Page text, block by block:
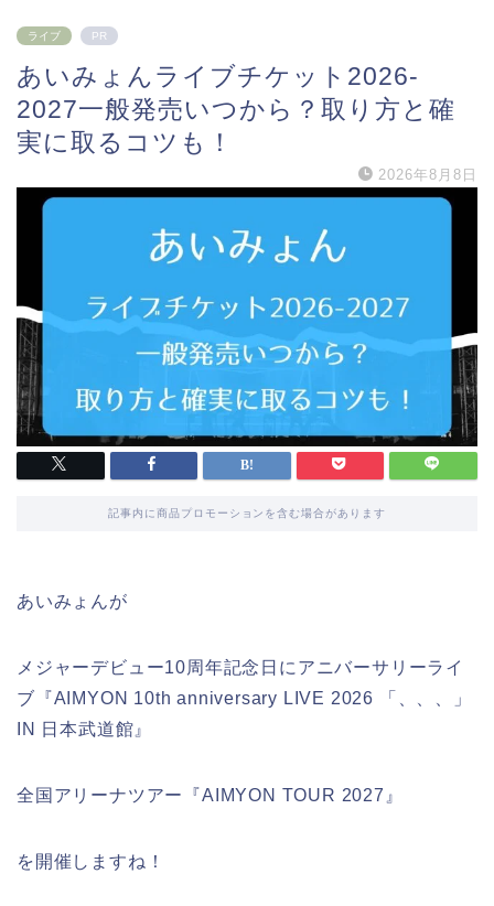
ライブ PR
あいみょんライブチケット2026-
2027一般発売いつから？取り方と確
実に取るコツも！
2026年8月8日
記事内に商品プロモーションを含む場合があります
あいみょんが
メジャーデビュー10周年記念日にアニバーサリーライ
ブ『AIMYON 10th anniversary LIVE 2026 「、、、」
IN 日本武道館』
全国アリーナツアー『AIMYON TOUR 2027』
を開催しますね！